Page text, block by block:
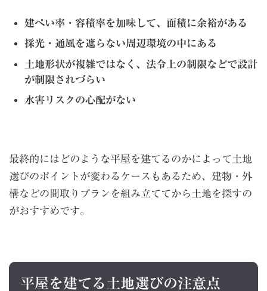
建ぺい率・容積率を加味して、面積に余裕がある
採光・通風を遮らない周辺環境の中にある
土地形状が複雑ではなく、法令上の制限などで設計
が制限されづらい
水害リスクの心配がない
最終的にはどのような平屋を建てるのかによって土地
選びのポイントが変わるケースもあるため、建物・外
構などの間取りプランを組み立ててから土地を探すの
がおすすめです。
平屋を建てる土地選びの注意点